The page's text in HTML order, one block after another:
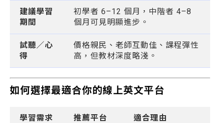
建議學習
期間
初學者 6–12 個月，中階者 4–8
個月可見明顯進步。
試聽／心
得
價格親民、老師互動佳、課程彈性
高，但教材深度略淺。
如何選擇最適合你的線上英文平台
學習需求 推薦平台 適合理由